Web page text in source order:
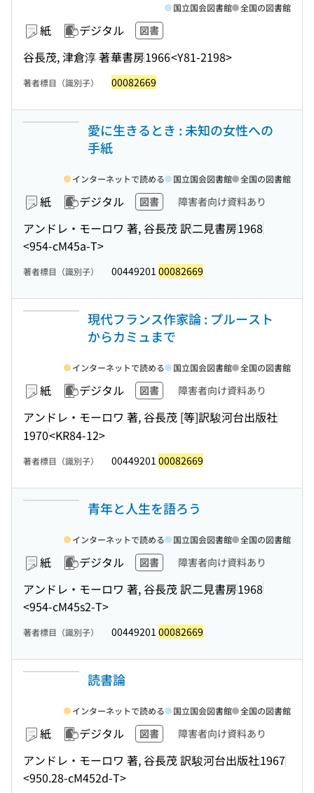
紙 デジタル 図書
谷長茂, 津倉淳 著華書房1966<Y81-2198>
国立国会図書館 全国の図書館
著者標目（識別子） 00082669
愛に生きるとき : 未知の女性への
手紙
紙 デジタル 図書 障害者向け資料あり
アンドレ・モーロワ 著, 谷長茂 訳二見書房1968
<954-cM45a-T>
インターネットで読める 国立国会図書館 全国の図書館
著者標目（識別子） 00449201 00082669
現代フランス作家論 : プルースト
からカミュまで
紙 デジタル 図書 障害者向け資料あり
アンドレ・モーロワ 著, 谷長茂 [等]訳駿河台出版社
1970<KR84-12>
インターネットで読める 国立国会図書館 全国の図書館
著者標目（識別子） 00449201 00082669
青年と人生を語ろう
紙 デジタル 図書 障害者向け資料あり
アンドレ・モーロワ 著, 谷長茂 訳二見書房1968
<954-cM45s2-T>
インターネットで読める 国立国会図書館 全国の図書館
著者標目（識別子） 00449201 00082669
読書論
紙 デジタル 図書 障害者向け資料あり
アンドレ・モーロワ 著, 谷長茂 訳駿河台出版社1967
<950.28-cM452d-T>
インターネットで読める 国立国会図書館 全国の図書館